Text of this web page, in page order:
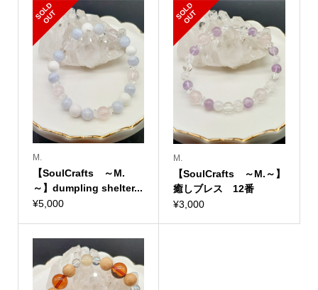
S
O
L
D
O
U
T
M.
【SoulCrafts ～M.
～】dumpling shelter...
¥5,000
S
O
L
D
O
U
T
M.
【SoulCrafts ～M.～】
癒しブレス 12番
¥3,000